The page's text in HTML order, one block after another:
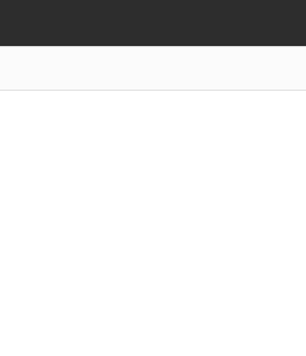
الحب وصراعات الذات